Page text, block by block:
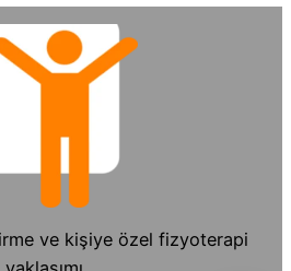
ve kişiye özel fizyoterapi